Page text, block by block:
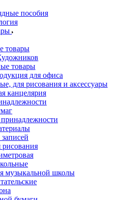
пособия
товары
товары
для офиса
для рисования и аксессуары
канцелярия
музыкальной школы